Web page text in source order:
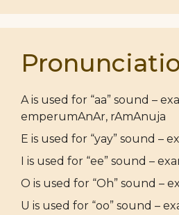
A is used for “aa” sound –
emperumAnAr, rAmAnuja
E is used for “yay” sound –
I is used for “ee” sound –
O is used for “Oh” sound –
U is used for “oo” sound –